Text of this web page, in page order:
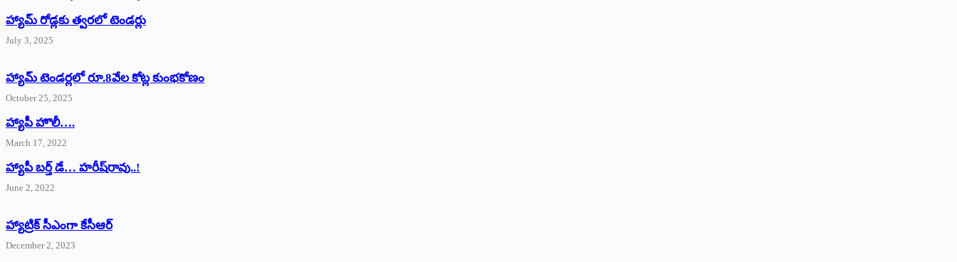
హ్యామ్‌ రోడ్లకు త్వరలో టెండర్లు
July 3, 2025
హ్యామ్‌ ‌టెండర్లలో రూ.8వేల కోట్ల కుంభకోణం
October 25, 2025
హ్యాపీ హొలీ….
March 17, 2022
హ్యాపీ బర్త్ ‌డే… హరీష్‌రావు..!
June 2, 2022
హ్యాట్రిక్‌ ‌సీఎంగా కేసీఆర్‌
December 2, 2023